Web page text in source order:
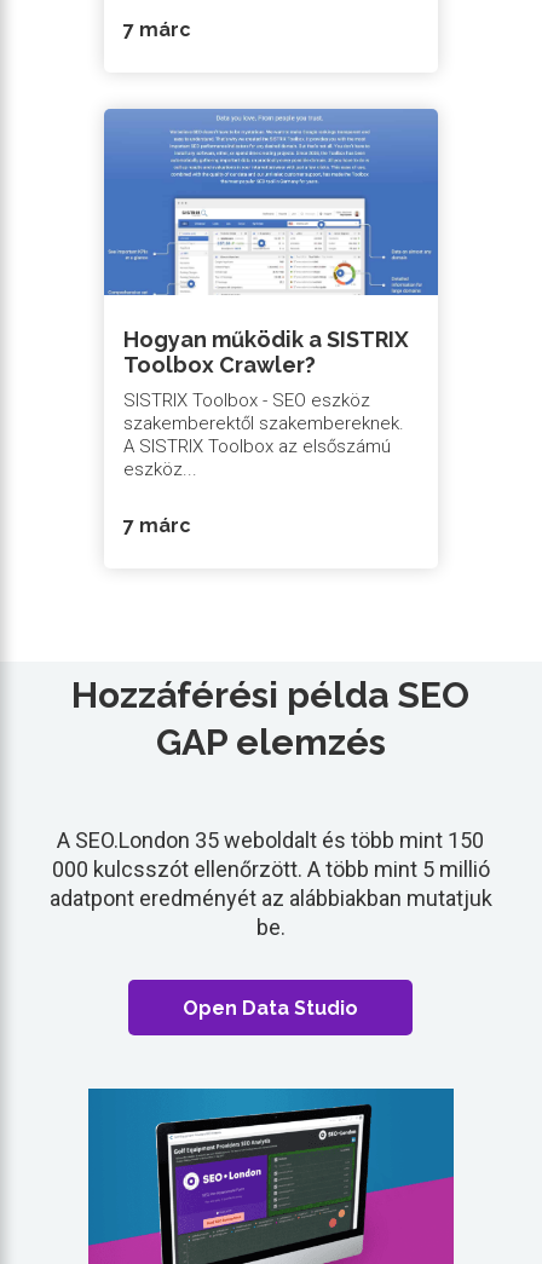
7 márc
Hogyan működik a SISTRIX
Toolbox Crawler?
SISTRIX Toolbox - SEO eszköz
szakemberektől szakembereknek.
A SISTRIX Toolbox az elsőszámú
eszköz...
7 márc
Hozzáférési példa SEO
GAP elemzés
A SEO.London 35 weboldalt és több mint 150
000 kulcsszót ellenőrzött. A több mint 5 millió
adatpont eredményét az alábbiakban mutatjuk
be.
Open Data Studio